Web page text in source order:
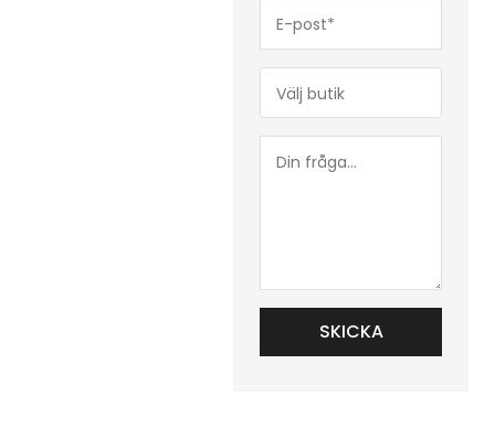
post*
(Obligatoriskt)
(Obligatoriskt)
fråga...